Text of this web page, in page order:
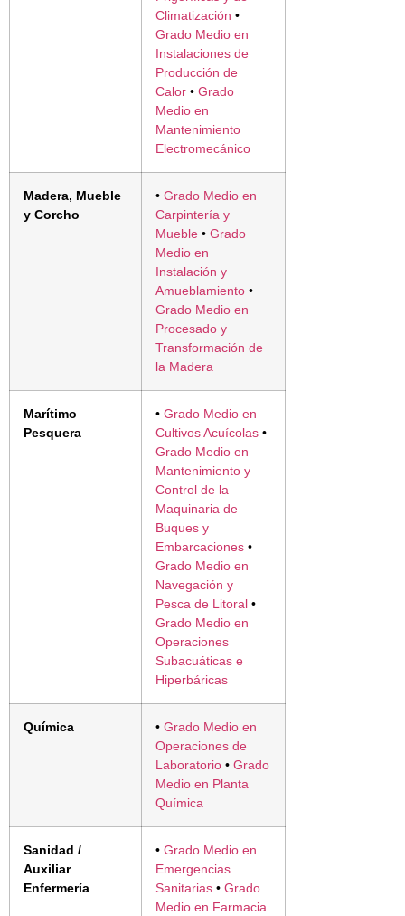
Climatización •
Grado Medio en
Instalaciones de
Producción de
Calor • Grado
Medio en
Mantenimiento
Electromecánico
Madera, Mueble
y Corcho
• Grado Medio en
Carpintería y
Mueble • Grado
Medio en
Instalación y
Amueblamiento •
Grado Medio en
Procesado y
Transformación de
la Madera
Marítimo
Pesquera
• Grado Medio en
Cultivos Acuícolas •
Grado Medio en
Mantenimiento y
Control de la
Maquinaria de
Buques y
Embarcaciones •
Grado Medio en
Navegación y
Pesca de Litoral •
Grado Medio en
Operaciones
Subacuáticas e
Hiperbáricas
Química • Grado Medio en
Operaciones de
Laboratorio • Grado
Medio en Planta
Química
Sanidad /
Auxiliar
Enfermería
• Grado Medio en
Emergencias
Sanitarias • Grado
Medio en Farmacia